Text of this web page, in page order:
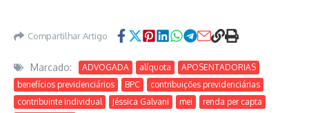
Compartilhar Artigo
Marcado: ADVOGADA alíquota
APOSENTADORIAS
benefícios previdenciários
BPC
contribuições previdenciárias
contribuinte individual
Jéssica Galvani mei
renda per capta